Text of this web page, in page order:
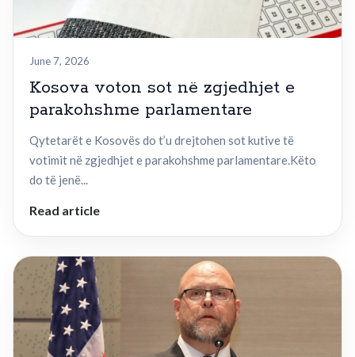
June 7, 2026
Kosova voton sot në zgjedhjet e
parakohshme parlamentare
Qytetarët e Kosovës do t’u drejtohen sot kutive të
votimit në zgjedhjet e parakohshme parlamentare.Këto
do të jenë...
Read article